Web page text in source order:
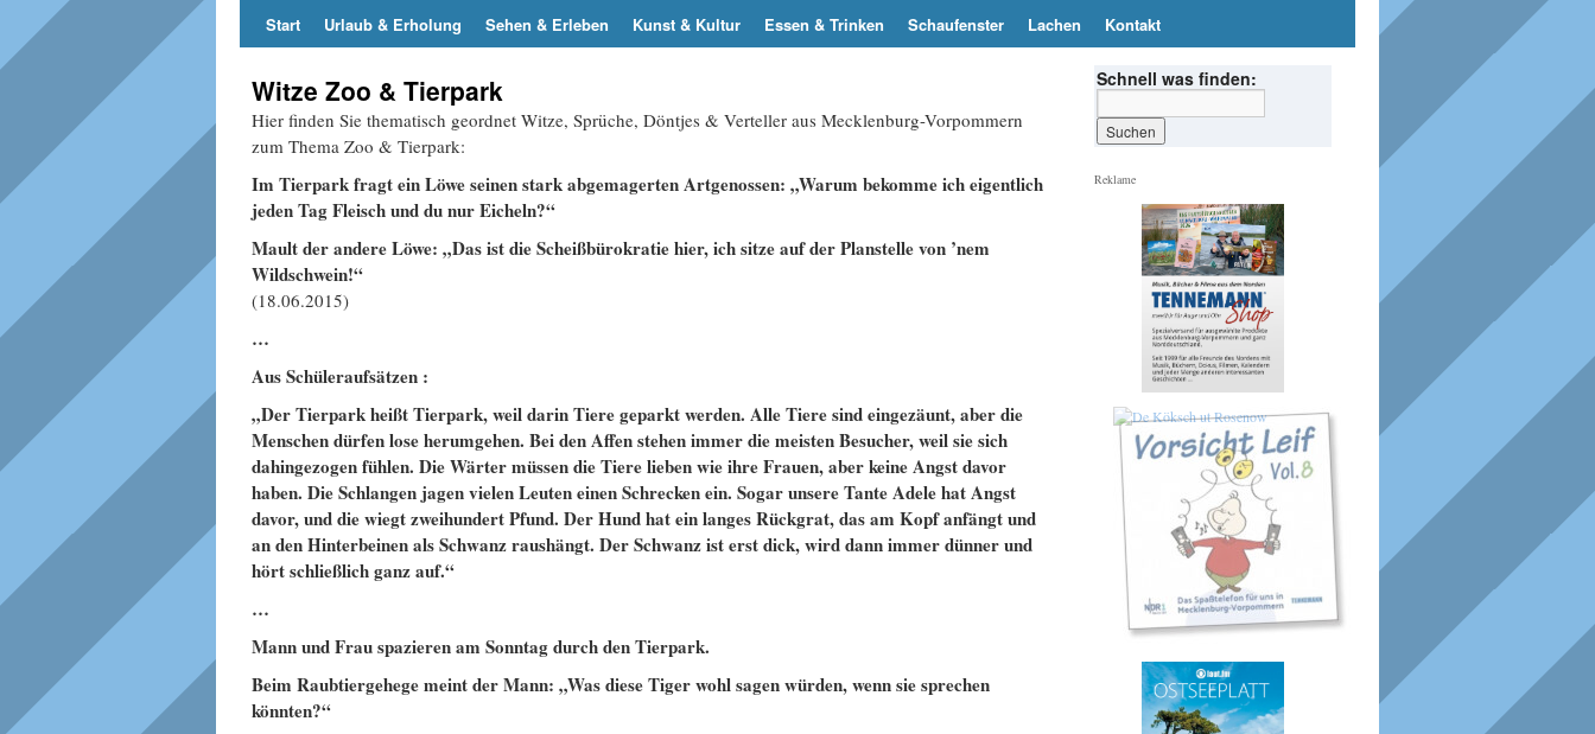
Start Urlaub & Erholung Sehen & Erleben Kunst & Kultur Essen & Trinken Schaufenster Lachen Kontakt
Witze Zoo & Tierpark
Hier finden Sie thematisch geordnet Witze, Sprüche, Döntjes & Verteller aus Mecklenburg-Vorpommern
zum Thema Zoo & Tierpark:
Im Tierpark fragt ein Löwe seinen stark abgemagerten Artgenossen: „Warum bekomme ich eigentlich
jeden Tag Fleisch und du nur Eicheln?“
Mault der andere Löwe: „Das ist die Scheißbürokratie hier, ich sitze auf der Planstelle von ’nem
Wildschwein!“
(18.06.2015)
…
Aus Schüleraufsätzen :
„Der Tierpark heißt Tierpark, weil darin Tiere geparkt werden. Alle Tiere sind eingezäunt, aber die
Menschen dürfen lose herumgehen. Bei den Affen stehen immer die meisten Besucher, weil sie sich
dahingezogen fühlen. Die Wärter müssen die Tiere lieben wie ihre Frauen, aber keine Angst davor
haben. Die Schlangen jagen vielen Leuten einen Schrecken ein. Sogar unsere Tante Adele hat Angst
davor, und die wiegt zweihundert Pfund. Der Hund hat ein langes Rückgrat, das am Kopf anfängt und
an den Hinterbeinen als Schwanz raushängt. Der Schwanz ist erst dick, wird dann immer dünner und
hört schließlich ganz auf.“
…
Mann und Frau spazieren am Sonntag durch den Tierpark.
Beim Raubtiergehege meint der Mann: „Was diese Tiger wohl sagen würden, wenn sie sprechen
könnten?“
Schnell was finden:
Reklame